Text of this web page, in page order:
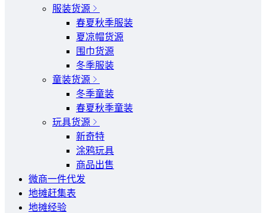
服装货源
春夏秋季服装
夏凉帽货源
围巾货源
冬季服装
童装货源
冬季童装
春夏秋季童装
玩具货源
新奇特
涂鸦玩具
商品出售
微商一件代发
地摊赶集表
地摊经验